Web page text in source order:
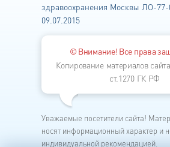
здравоохранения Москвы ЛО-77-
09.07.2015
© Внимание! Все права
Копирование материалов
ст.1270 ГК РФ
Уважаемые посетители сайта!
носят информационный характер и
индивидуальной рекомендацией.